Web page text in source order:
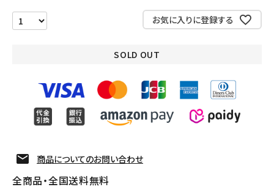
meeting_room 会員登録
お気に入りに登録する
SOLD OUT
商品についてのお問い合わせ
全商品・全国送料無料